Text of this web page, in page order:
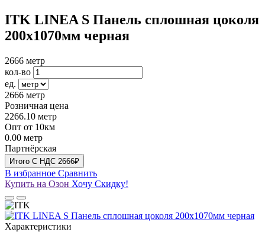
ITK LINEA S Панель сплошная цоколя
200х1070мм черная
2666 метр
кол-во
ед.
2666 метр
Розничная цена
2266.10 метр
Опт от 10км
0.00 метр
Партнёрская
Итого C НДС 2666₽
В избранное Сравнить
Купить на Озон Хочу Скидку!
Характеристики